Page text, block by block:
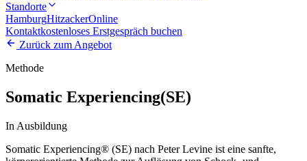
Standorte
HamburgHitzackerOnline
Kontaktkostenloses Erstgespräch buchen
Zurück zum Angebot
Methode
Somatic Experiencing(SE)
In Ausbildung
Somatic Experiencing® (SE) nach Peter Levine ist eine sanfte,